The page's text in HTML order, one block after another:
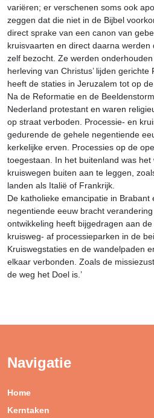
variëren; er verschenen soms ook
zeggen dat die niet in de Bijbel
direct sprake van een canon van
kruisvaarten en direct daarna werden
zelf bezocht. Ze werden
herleving van Christus’ lijden
heeft de staties in Jeruzalem tot op
Na de Reformatie en de
Nederland protestant en waren
op straat verboden. Processie- en
gedurende de gehele negentiende
kerkelijke erven. Processies op de
toegestaan. In het buitenland was het
kruiswegen buiten aan te leggen,
landen als Italië of Frankrijk.
De katholieke emancipatie in Brabant
negentiende eeuw bracht
ontwikkeling heeft bijgedragen aan
kruisweg- af processieparken in de
Kruiswegstaties en de wandelpaden
elkaar verbonden. Zoals de
de weg het Doel is.’
Navigatie
Home
Kerntaken